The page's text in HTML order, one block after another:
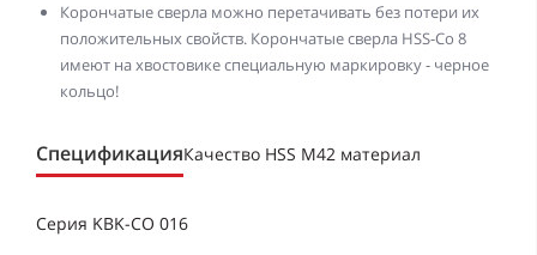
Корончатые сверла можно перетачивать без потери их
положительных свойств. Корончатые сверла HSS-Co 8
имеют на хвостовике специальную маркировку - черное
кольцо!
СпецификацияКачество HSS M42 материал
Серия KBK-CO 016